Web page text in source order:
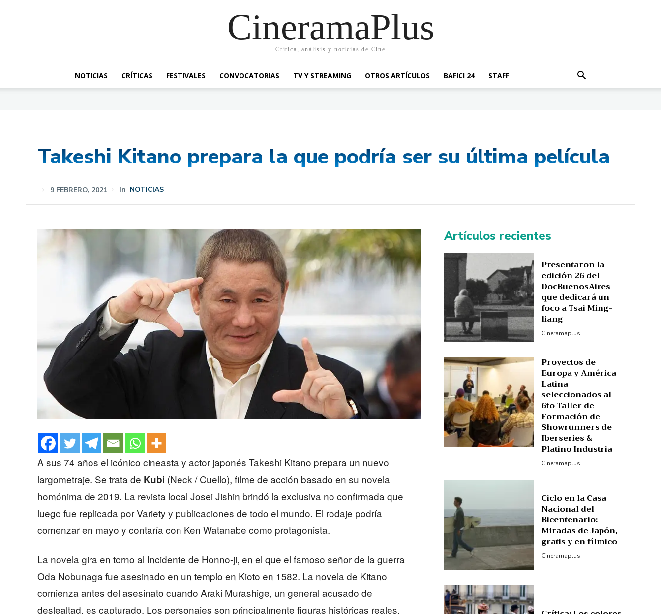
CineramaPlus
Crítica, análisis y noticias de Cine
NOTICIAS CRÍTICAS FESTIVALES CONVOCATORIAS TV Y STREAMING OTROS ARTÍCULOS BAFICI 24 STAFF
Takeshi Kitano prepara la que podría ser su última película
9 FEBRERO, 2021 In NOTICIAS
A sus 74 años el icónico cineasta y actor japonés Takeshi Kitano prepara un nuevo
largometraje. Se trata de Kubi (Neck / Cuello), filme de acción basado en su novela
homónima de 2019. La revista local Josei Jishin brindó la exclusiva no confirmada que
luego fue replicada por Variety y publicaciones de todo el mundo. El rodaje podría
comenzar en mayo y contaría con Ken Watanabe como protagonista.
La novela gira en torno al Incidente de Honno-ji, en el que el famoso señor de la guerra
Oda Nobunaga fue asesinado en un templo en Kioto en 1582. La novela de Kitano
comienza antes del asesinato cuando Araki Murashige, un general acusado de
deslealtad, es capturado. Los personajes son principalmente figuras históricas reales,
Artículos recientes
Presentaron la
edición 26 del
DocBuenosAires
que dedicará un
foco a Tsai Ming-
liang
Cineramaplus
Proyectos de
Europa y América
Latina
seleccionados al
6to Taller de
Formación de
Showrunners de
Iberseries &
Platino Industria
Cineramaplus
Ciclo en la Casa
Nacional del
Bicentenario:
Miradas de Japón,
gratis y en fílmico
Cineramaplus